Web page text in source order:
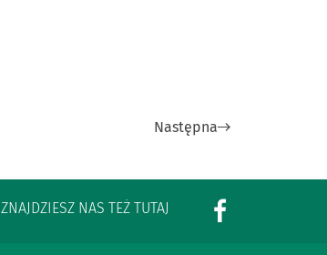
Następna
ZNAJDZIESZ NAS TEŻ TUTAJ